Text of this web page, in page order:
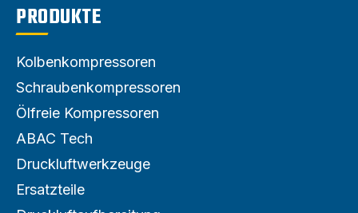
PRODUKTE
Kolbenkompressoren
Schraubenkompressoren